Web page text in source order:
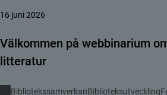
Välkommen på webbinarium
litteratur
16 juni 2026
BibliotekssamverkanBiblioteksutveckling